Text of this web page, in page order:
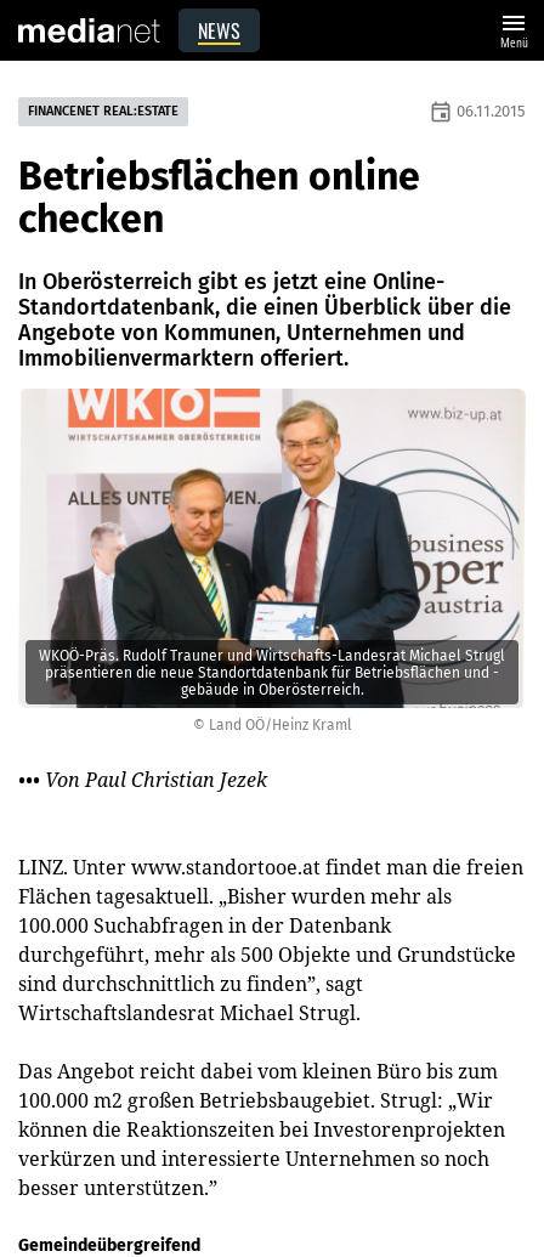
NEWS menu
Menü
© Land OÖ/Heinz Kraml
WKOÖ-Präs. Rudolf Trauner und Wirtschafts-Landesrat Michael Strugl
präsentieren die neue Standortdatenbank für Betriebsflächen und -
gebäude in Oberösterreich.
FINANCENET REAL:ESTATE event 06.11.2015
Betriebsflächen online
checken
In Oberösterreich gibt es jetzt eine Online-
Standortdatenbank, die einen Überblick über die
Angebote von Kommunen, Unternehmen und
Immobilienvermarktern offeriert.
••• Von Paul Christian Jezek
LINZ. Unter www.standortooe.at findet man die freien
Flächen ­tagesaktuell. „Bisher wurden mehr als
100.000 Suchabfragen in der Datenbank
durchgeführt, mehr als 500 Objekte und Grundstücke
sind durchschnittlich zu finden”, sagt
Wirtschaftslandesrat Michael Strugl.
Das Angebot reicht dabei vom kleinen Büro bis zum
100.000 m2 großen Betriebsbaugebiet. Strugl: „Wir
können die Reaktionszeiten bei Investorenprojekten
verkürzen und interessierte Unternehmen so noch
besser unterstützen.”
Gemeindeübergreifend